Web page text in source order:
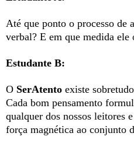
Até que ponto o processo de
verbal? E em que medida ele
Estudante B:
O SerAtento existe
Cada bom pensamento
qualquer dos nossos leitores
força magnética ao conjunto